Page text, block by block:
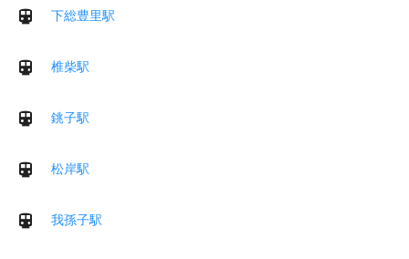
下総豊里駅
椎柴駅
銚子駅
松岸駅
我孫子駅